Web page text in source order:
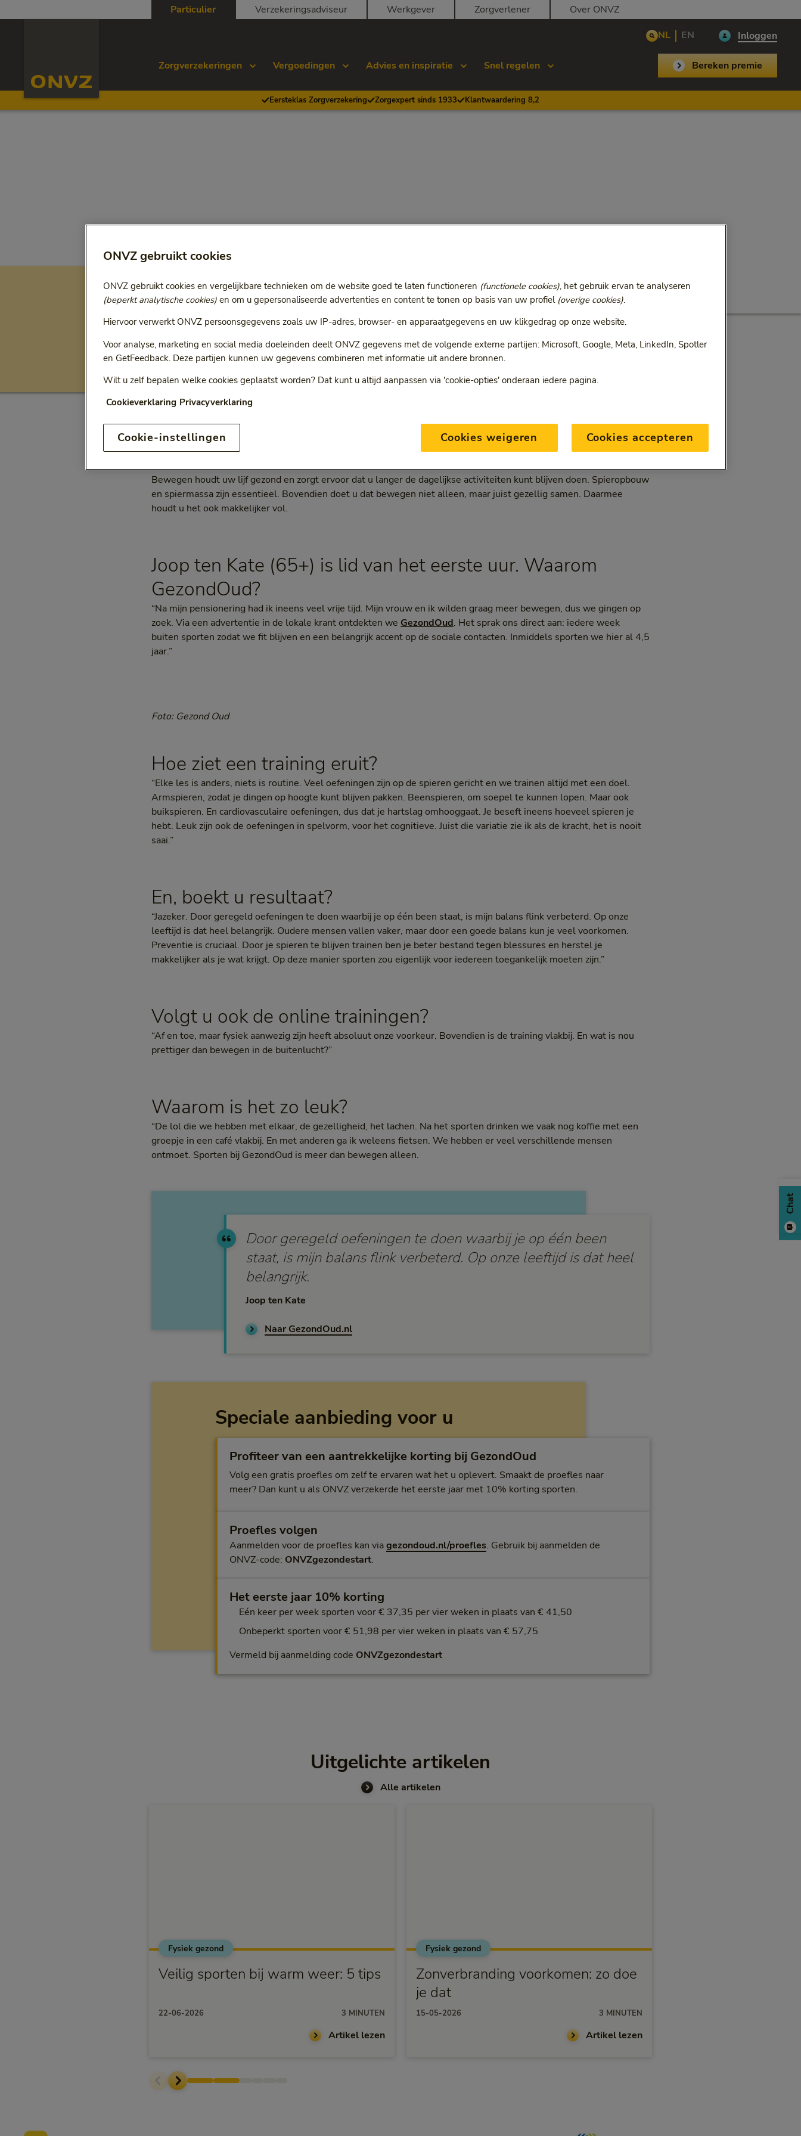
Particulier Verzekeringsadviseur Werkgever Zorgverlener
Over ONVZ
NL EN Inloggen
Zorgverzekeringen Vergoedingen Advies en inspiratie Snel regelen Bereken premie
Eersteklas Zorgverzekering Zorgexpert sinds 1933 Klantwaardering 8,2
Ga terug naar
Alle artikelen
Samen fit blijven
Fysiek gezond Bewegen 2 min 9 januari 2023
Sociaal en vitaal oud worden. Met dat idee is GezondOud opgericht. Met een fris en laagdrempelig
sportprogramma voor vijftigplussers.
GezondOud wil zoveel mogelijk mensen helpen vitaal en gelukkig oud te
Bewegen houdt uw lijf gezond en zorgt ervoor dat u langer de dagelijkse activiteiten kunt blijven doen. Spieropbouw
en spiermassa zijn essentieel. Bovendien doet u dat bewegen niet alleen, maar juist gezellig samen. Daarmee
houdt u het ook makkelijker vol.
Joop ten Kate (65+) is lid van het eerste uur. Waarom
GezondOud?
“Na mijn pensionering had ik ineens veel vrije tijd. Mijn vrouw en ik wilden graag meer bewegen, dus we gingen op
zoek. Via een advertentie in de lokale krant ontdekten we GezondOud. Het sprak ons direct aan: iedere week
buiten sporten zodat we fit blijven en een belangrijk accent op de sociale contacten. Inmiddels sporten we hier al 4,5
jaar.”
Foto: Gezond Oud
Hoe ziet een training eruit?
“Elke les is anders, niets is routine. Veel oefeningen zijn op de spieren gericht en we trainen altijd met een doel.
Armspieren, zodat je dingen op hoogte kunt blijven pakken. Beenspieren, om soepel te kunnen lopen. Maar ook
buikspieren. En cardiovasculaire oefeningen, dus dat je hartslag omhooggaat. Je beseft ineens hoeveel spieren je
hebt. Leuk zijn ook de oefeningen in spelvorm, voor het cognitieve. Juist die variatie zie ik als de kracht, het is nooit
saai.”
En, boekt u resultaat?
“Jazeker. Door geregeld oefeningen te doen waarbij je op één been staat, is mijn balans flink verbeterd. Op onze
leeftijd is dat heel belangrijk. Oudere mensen vallen vaker, maar door een goede balans kun je veel voorkomen.
Preventie is cruciaal. Door je spieren te blijven trainen ben je beter bestand tegen blessures en herstel je
makkelijker als je wat krijgt. Op deze manier sporten zou eigenlijk voor iedereen toegankelijk moeten zijn.”
Volgt u ook de online trainingen?
“Af en toe, maar fysiek aanwezig zijn heeft absoluut onze voorkeur. Bovendien is de training vlakbij. En wat is nou
prettiger dan bewegen in de buitenlucht?”
Waarom is het zo leuk?
“De lol die we hebben met elkaar, de gezelligheid, het lachen. Na het sporten drinken we vaak nog koffie met een
groepje in een café vlakbij. En met anderen ga ik weleens fietsen. We hebben er veel verschillende mensen
ontmoet. Sporten bij GezondOud is meer dan bewegen alleen.
Door geregeld oefeningen te doen waarbij je op één been
staat, is mijn balans flink verbeterd. Op onze leeftijd is dat heel
belangrijk.
Joop ten Kate
Naar GezondOud.nl
Speciale aanbieding voor u
Profiteer van een aantrekkelijke korting bij GezondOud
Volg een gratis proefles om zelf te ervaren wat het u oplevert. Smaakt de proefles naar
meer? Dan kunt u als ONVZ verzekerde het eerste jaar met 10% korting sporten.
Proefles volgen
Aanmelden voor de proefles kan viagezondoud.nl/proefles. Gebruik bij aanmelden de
ONVZ-code: ONVZgezondestart.
Het eerste jaar 10% korting
Eén keer per week sporten voor € 37,35 per vier weken in plaats van € 41,50
Onbeperkt sporten voor € 51,98 per vier weken in plaats van € 57,75
Vermeld bij aanmelding code ONVZgezondestart
Uitgelichte artikelen
Alle artikelen
Fysiek gezond
Veilig sporten bij warm weer: 5 tips
22-06-2026 3 MINUTEN
Artikel lezen
Fysiek gezond
Zonverbranding voorkomen: zo doe
je dat
15-05-2026 3 MINUTEN
Artikel lezen
Chat
Voettekst
ONVZ gebruikt cookies
ONVZ gebruikt cookies en vergelijkbare technieken om de website goed te laten functioneren (functionele cookies), het gebruik ervan te analyseren
(beperkt analytische cookies) en om u gepersonaliseerde advertenties en content te tonen op basis van uw profiel (overige cookies).
Hiervoor verwerkt ONVZ persoonsgegevens zoals uw IP-adres, browser- en apparaatgegevens en uw klikgedrag op onze website.
Voor analyse, marketing en social media doeleinden deelt ONVZ gegevens met de volgende externe partijen: Microsoft, Google, Meta, LinkedIn, Spotler
en GetFeedback. Deze partijen kunnen uw gegevens combineren met informatie uit andere bronnen.
Wilt u zelf bepalen welke cookies geplaatst worden? Dat kunt u altijd aanpassen via 'cookie-opties' onderaan iedere pagina.
Cookieverklaring Privacyverklaring
Cookie-instellingen Cookies weigeren Cookies accepteren